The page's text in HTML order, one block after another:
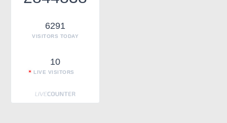
6291
VISITORS TODAY
10
LIVE VISITORS